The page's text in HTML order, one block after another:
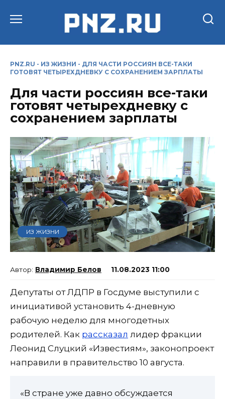
PNZ.RU - ИЗ ЖИЗНИ - ДЛЯ ЧАСТИ РОССИЯН ВСЕ-ТАКИ
ГОТОВЯТ ЧЕТЫРЕХДНЕВКУ С СОХРАНЕНИЕМ ЗАРПЛАТЫ
Для части россиян все-таки
готовят четырехдневку с
сохранением зарплаты
ИЗ ЖИЗНИ
Владимир Белов 11.08.2023 11:00
Депутаты от ЛДПР в Госдуме выступили с
инициативой установить 4-дневную
рабочую неделю для многодетных
родителей. Как рассказал лидер фракции
Леонид Слуцкий «Известиям», законопроект
направили в правительство 10 августа.
«В стране уже давно обсуждается